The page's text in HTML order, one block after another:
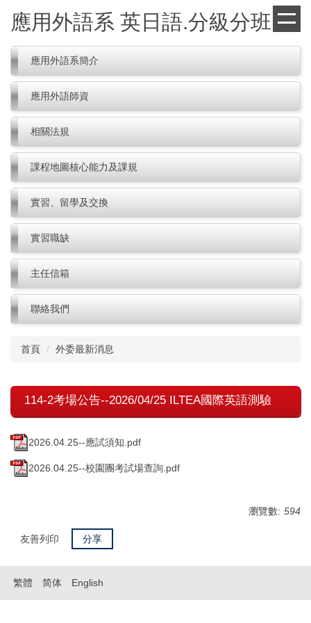
到
要
內
容
區
應用外語系 英日語.分級分班
應用外語系簡介
應用外語師資
相關法規
課程地圖核心能力及課規
實習、留學及交換
實習職缺
主任信箱
聯絡我們
首頁 外委最新消息
114-2考場公告--2026/04/25 ILTEA國際英語測驗
2026.04.25--應試須知.pdf
2026.04.25--校園團考試場查詢.pdf
瀏覽數: 594
友善列印 分享
繁體 简体 English